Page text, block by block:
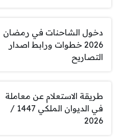
دخول الشاحنات في رمضان
2026 خطوات ورابط اصدار
التصاريح
طريقة الاستعلام عن معاملة
في الديوان الملكي 1447 /
2026